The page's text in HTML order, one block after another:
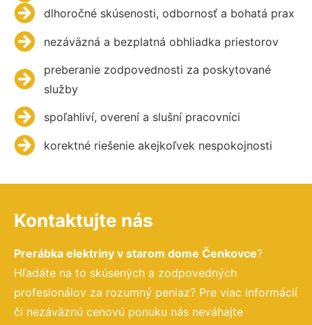
dlhoročné skúsenosti, odbornosť a bohatá prax
nezáväzná a bezplatná obhliadka priestorov
preberanie zodpovednosti za poskytované
služby
spoľahliví, overení a slušní pracovníci
korektné riešenie akejkoľvek nespokojnosti
Kontaktujte nás
Prerábka elektriny v starom dome Čenkovce?
Hľadáte na to skúsených a zodpovedných
profesionálov za rozumný peniaz? Pre viac informácií
či nezáväznú cenovú ponuku nás neváhajte